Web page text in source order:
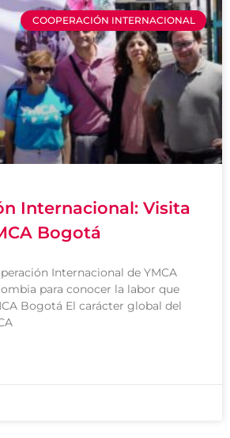
COOPERACIÓN INTERNACIONAL
Internacional: Visita
Bogotá
Internacional de YMCA
para conocer la labor que
Bogotá El carácter global del